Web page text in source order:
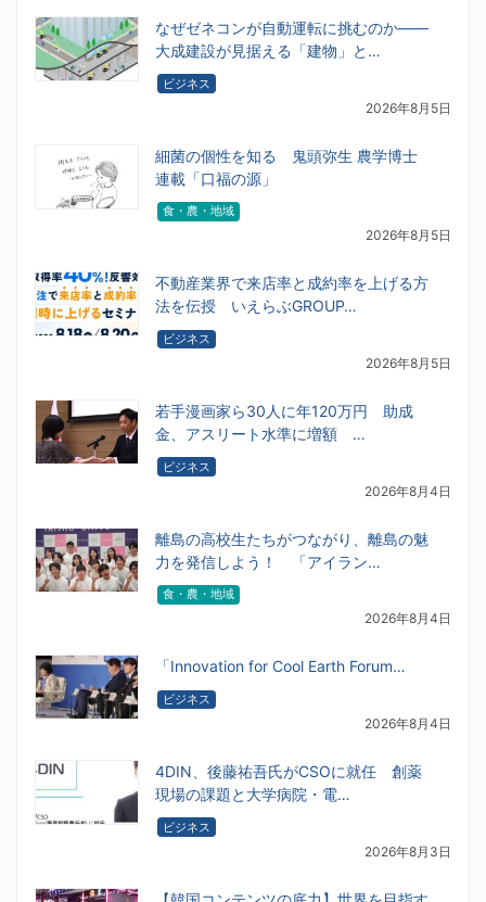
なぜゼネコンが自動運転に挑むのか――
大成建設が見据える「建物」と…
ビジネス
2026年8月5日
細菌の個性を知る 鬼頭弥生 農学博士
連載「口福の源」
食・農・地域
2026年8月5日
不動産業界で来店率と成約率を上げる方
法を伝授 いえらぶGROUP…
ビジネス
2026年8月5日
若手漫画家ら30人に年120万円 助成
金、アスリート水準に増額 …
ビジネス
2026年8月4日
離島の高校生たちがつながり、離島の魅
力を発信しよう！ 「アイラン…
食・農・地域
2026年8月4日
「Innovation for Cool Earth Forum…
ビジネス
2026年8月4日
4DIN、後藤祐吾氏がCSOに就任 創薬
現場の課題と大学病院・電…
ビジネス
2026年8月3日